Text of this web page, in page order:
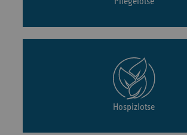
Hospizlotse